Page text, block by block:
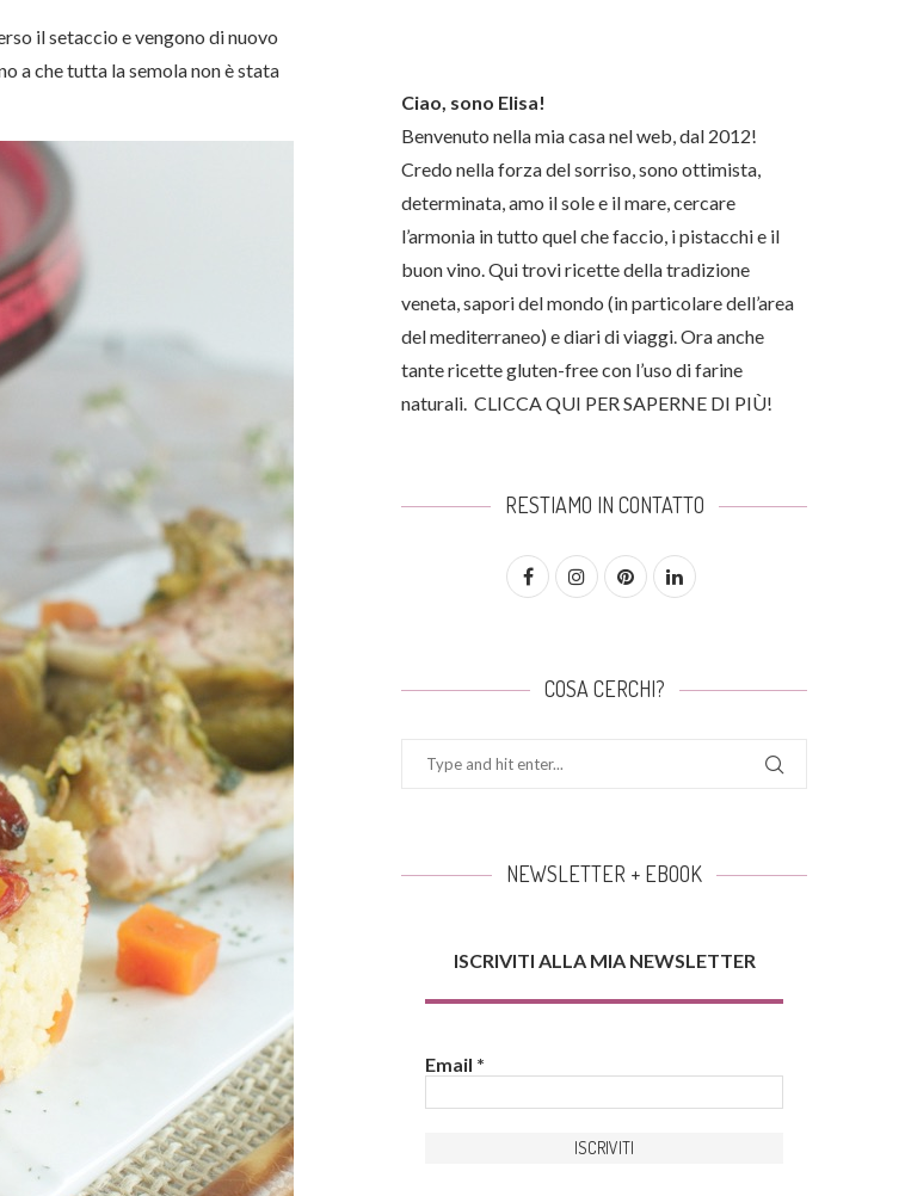
il setaccio e vengono di nuovo
a che tutta la semola non è stata
Ciao, sono Elisa!
Benvenuto nella mia casa nel web, dal 2012!
Credo nella forza del sorriso, sono ottimista,
determinata, amo il sole e il mare, cercare
l’armonia in tutto quel che faccio, i pistacchi e il
buon vino. Qui trovi ricette della tradizione
veneta, sapori del mondo (in particolare dell’area
del mediterraneo) e diari di viaggi. Ora anche
tante ricette gluten-free con l’uso di farine
naturali. CLICCA QUI PER SAPERNE DI PIÙ!
RESTIAMO IN CONTATTO
COSA CERCHI?
NEWSLETTER + EBOOK
ISCRIVITI ALLA MIA NEWSLETTER
Email *